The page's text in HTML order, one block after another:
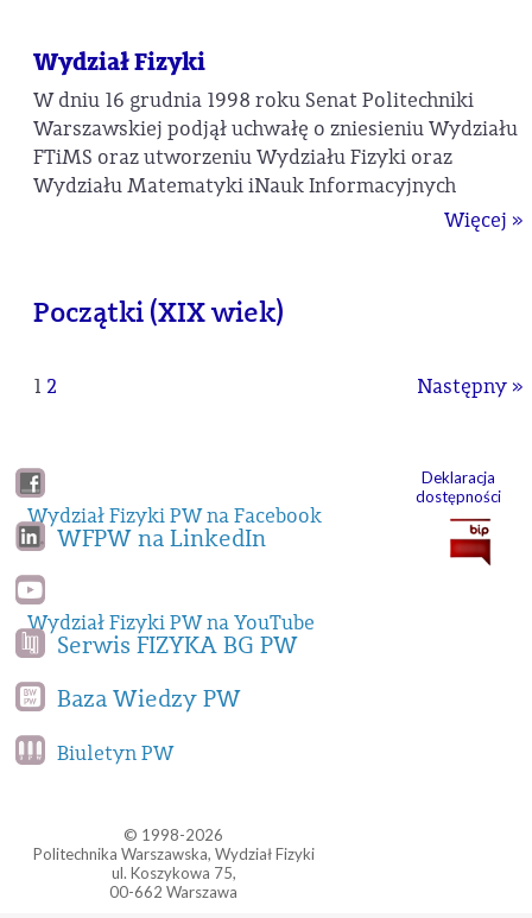
Wydział Fizyki
W dniu 16 grudnia 1998 roku Senat Politechniki
Warszawskiej podjął uchwałę o zniesieniu Wydziału
FTiMS oraz utworzeniu Wydziału Fizyki oraz
Wydziału Matematyki iNauk Informacyjnych
Więcej »
Początki (XIX wiek)
Następny »
1 2
Wydział Fizyki PW na Facebook
WFPW na LinkedIn
Wydział Fizyki PW na YouTube
Serwis FIZYKA BG PW
Baza Wiedzy PW
Biuletyn PW
© 1998-2026
Politechnika Warszawska, Wydział Fizyki
ul. Koszykowa 75,
00-662 Warszawa
Deklaracja
dostępności